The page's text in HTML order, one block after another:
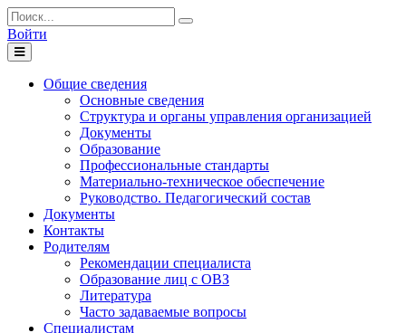
Войти
Toggle
navigation
Общие сведения
Основные сведения
Структура и органы управления организацией
Документы
Образование
Профессиональные стандарты
Материально-техническое обеспечение
Руководство. Педагогический состав
Документы
Контакты
Родителям
Рекомендации специалиста
Образование лиц с ОВЗ
Литература
Часто задаваемые вопросы
Специалистам